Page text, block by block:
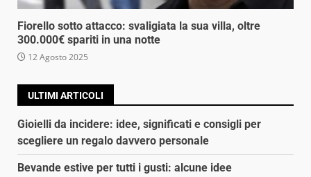
Fiorello sotto attacco: svaligiata la sua villa, oltre
300.000€ spariti in una notte
12 Agosto 2025
ULTIMI ARTICOLI
Gioielli da incidere: idee, significati e consigli per
scegliere un regalo davvero personale
Bevande estive per tutti i gusti: alcune idee